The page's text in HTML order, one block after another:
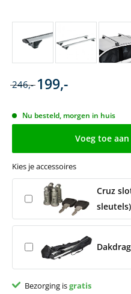
246,- 199,-
Nu besteld, morgen in huis
Voeg toe
Kies je accessoires
Cruz
sleutels)
Bezorging isgratis